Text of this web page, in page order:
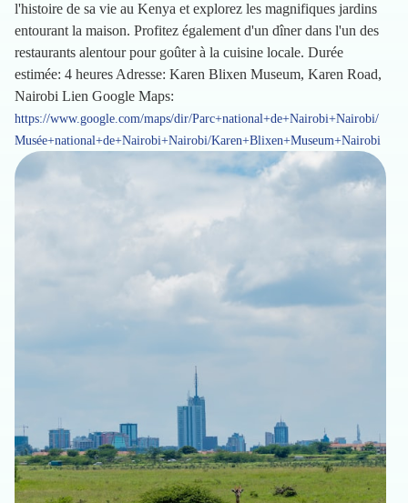
l'histoire de sa vie au Kenya et explorez les magnifiques jardins
entourant la maison. Profitez également d'un dîner dans l'un des
restaurants alentour pour goûter à la cuisine locale. Durée
estimée: 4 heures Adresse: Karen Blixen Museum, Karen Road,
Nairobi Lien Google Maps:
https://www.google.com/maps/dir/Parc+national+de+Nairobi+Nairobi/
Musée+national+de+Nairobi+Nairobi/Karen+Blixen+Museum+Nairobi